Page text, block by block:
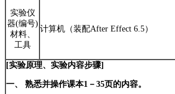
实验仪
器(编号)
材料、
工具
计算机（装配After Effect 6.5）
[实验原理、实验内容步骤]
一、 熟悉并操作课本1－35页的内容。